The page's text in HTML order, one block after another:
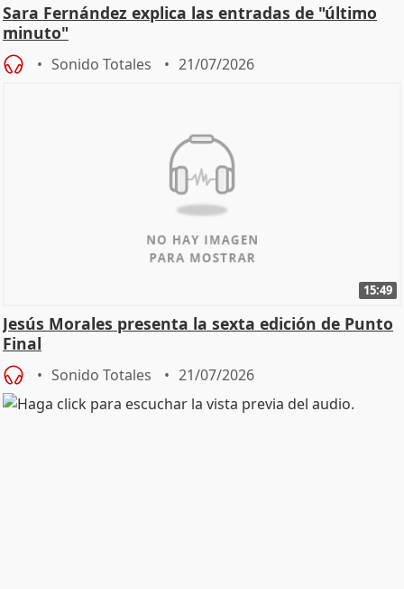
Sara Fernández explica las entradas de "último
minuto"
Sonido Totales 21/07/2026
15:49
Jesús Morales presenta la sexta edición de Punto
Final
Sonido Totales 21/07/2026